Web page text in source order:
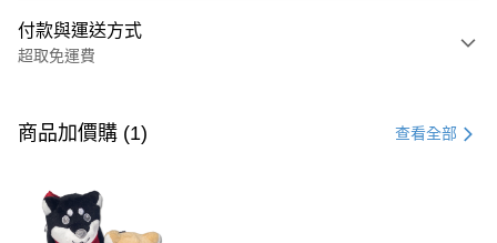
付款與運送方式
超取免運費
信用卡一次付款
LINE Pay
商品加價購 (1) 查看全部